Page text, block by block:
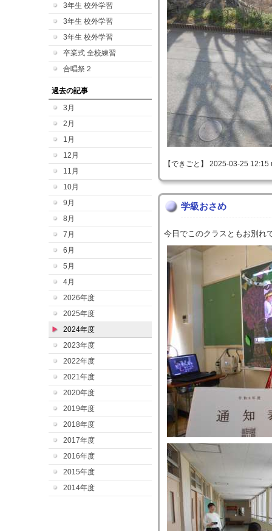
3年生 校外学習
3年生 校外学習
3年生 校外学習
卒業式 全校練習
合唱祭２
過去の記事
3月
2月
1月
12月
11月
10月
9月
8月
7月
6月
5月
4月
2026年度
2025年度
2024年度
2023年度
2022年度
2021年度
2020年度
2019年度
2018年度
2017年度
2016年度
2015年度
2014年度
【できごと】 2025-03-25
学級おさめ
今日でこのクラスともお別れ